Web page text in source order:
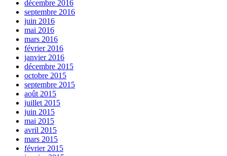
décembre 2016
septembre 2016
juin 2016
mai 2016
mars 2016
février 2016
janvier 2016
décembre 2015
octobre 2015
septembre 2015
août 2015
juillet 2015
juin 2015
mai 2015
avril 2015
mars 2015
février 2015